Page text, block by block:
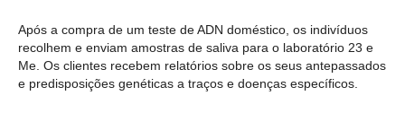
Após a compra de um teste de ADN doméstico, os indivíduos
recolhem e enviam amostras de saliva para o laboratório 23 e
Me. Os clientes recebem relatórios sobre os seus antepassados
e predisposições genéticas a traços e doenças específicos.